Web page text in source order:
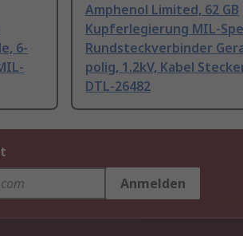
6-
Amphenol Limited, 62 GB
Kupferlegierung MIL-
Rundsteckverbinder
polig, 1.2kV, Kabel
DTL-26482
Anmelden